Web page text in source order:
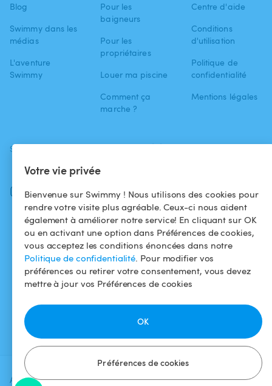
Votre vie privée
Bienvenue sur Swimmy ! Nous utilisons des cookies pour
rendre votre visite plus agréable. Ceux-ci nous aident
également à améliorer notre service! En cliquant sur OK
ou en activant une option dans Préférences de cookies,
vous acceptez les conditions énoncées dans notre
Politique de confidentialité. Pour modifier vos
préférences ou retirer votre consentement, vous devez
mettre à jour vos Préférences de cookies
Préférences de cookies
OK
Ajoutez une date et un créneau pour Vérifier la
Blog
Swimmy dans les
médias
L'aventure
Swimmy
Pour les
baigneurs
Pour les
propriétaires
Louer ma piscine
Comment ça
marche ?
Centre d'aide
Conditions
d'utilisation
Politique de
confidentialité
Mentions légales
SUIVEZ-NOUS
Facebook
Instagram